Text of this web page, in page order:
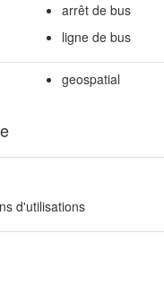
arrêt de bus
ligne de bus
geospatial
d'utilisations